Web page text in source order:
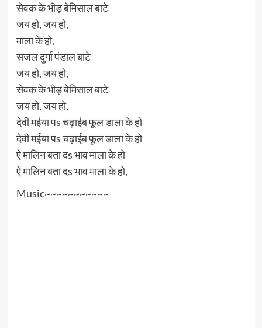
सेवक के भीड़ बेमिसाल बाटे
जय हो, जय हो,
माला के हो,
सजल दुर्गा पंडाल बाटे
जय हो, जय हो,
सेवक के भीड़ बेमिसाल बाटे
जय हो, जय हो,
देवी मईया पs चढ़ाईब फूल डाला के हो
देवी मईया पs चढ़ाईब फूल डाला के हो
ऐ मालिन बता दs भाव माला के हो
ऐ मालिन बता दs भाव माला के हो,
Music~~~~~~~~~~~